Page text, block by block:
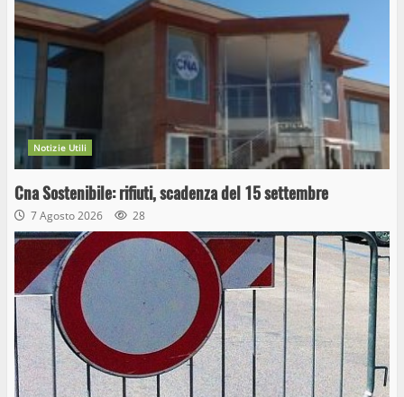
Notizie Utili
Cna Sostenibile: rifiuti, scadenza del 15 settembre
7 Agosto 2026 28